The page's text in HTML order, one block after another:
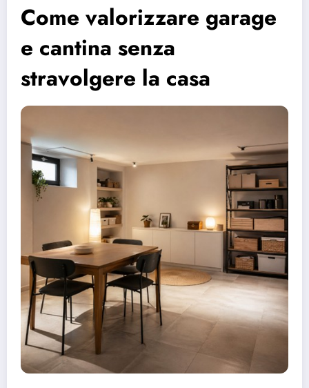
Come valorizzare garage
e cantina senza
stravolgere la casa